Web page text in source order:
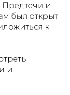
Предтечи и
был открыт
к
и